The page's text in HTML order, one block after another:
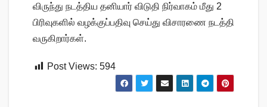
விருந்து நடத்திய தனியார் விடுதி நிர்வாகம் மீது 2
பிரிவுகளில் வழக்குப்பதிவு செய்து விசாரணை நடத்தி
வருகிறார்கள்.
Post Views: 594